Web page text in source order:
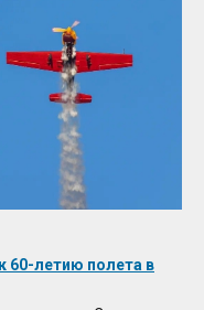
60-летию полета в